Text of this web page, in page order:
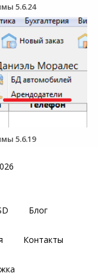
5.6.24
5.6.19
Блог
Контакты